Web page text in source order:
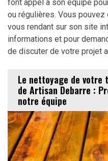
font appel à son équipe
ou régulières. Vous
vous rendant sur son site
informations et pour
de discuter de votre projet
Le nettoyage de votre
de Artisan Debarre :
notre équipe